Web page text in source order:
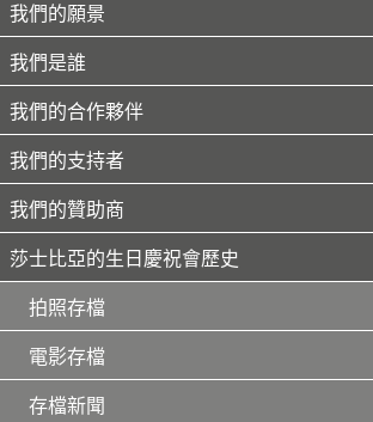
我們的願景
我們是誰
我們的合作夥伴
我們的支持者
我們的贊助商
莎士比亞的生日慶祝會歷史
拍照存檔
電影存檔
存檔新聞